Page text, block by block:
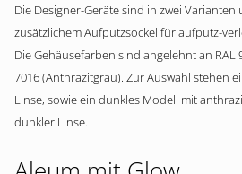
Die Designer-Geräte sind in zwei
zusätzlichem Aufputzsockel für aufputz-
Die Gehäusefarben sind angelehnt an RAL
7016 (Anthrazitgrau). Zur Auswahl stehen
Linse, sowie ein dunkles Modell mit
dunkler Linse.